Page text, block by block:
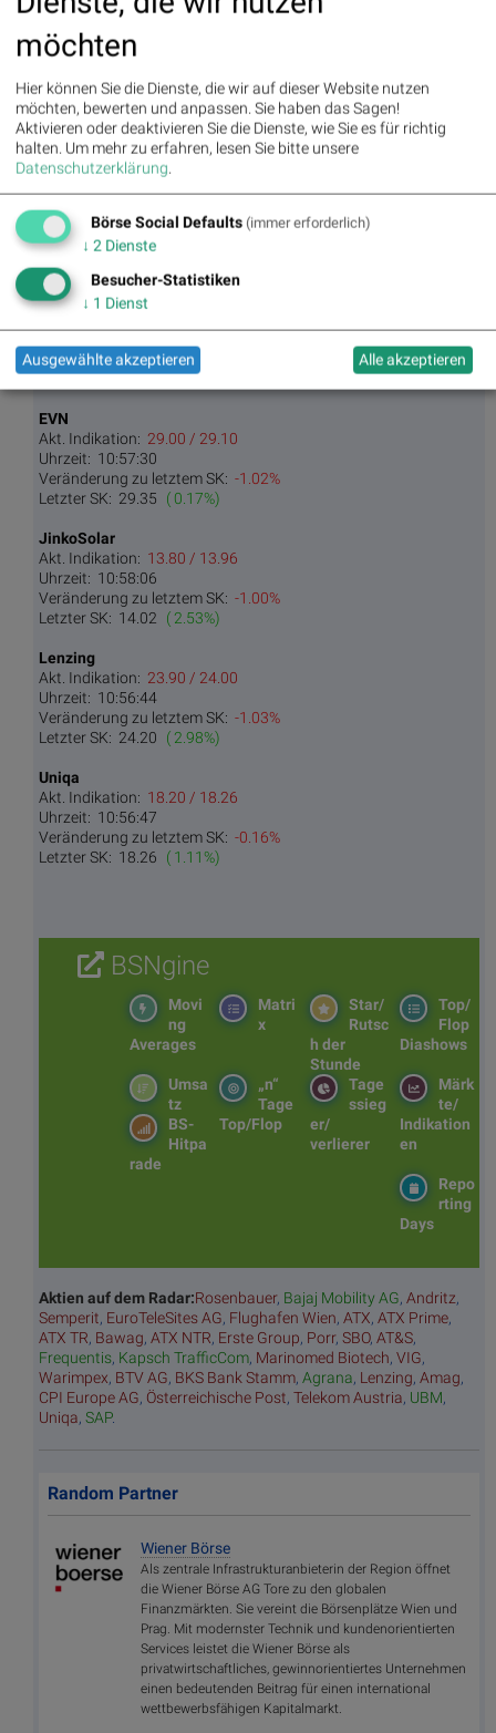
Ambarella
Akt. Indikation:
Uhrzeit: 10:56:17
Veränderung zu letztem SK:
5.10%
Letzter SK:69.84 ( -0.46%)
ArcelorMittal Letzter SK:69.84 ( 0.00%)
Buwog
Akt. Indikation:30.50 / 30.50
Uhrzeit:22:38:28
Veränderung zu letztem SK:5.10%
Letzter SK:0.00
Chorus Clean energyLetzter SK:
Deutsche Telekom
Veränderung zu letztem SK:
Letzter SK:29.15 ( 6.31%)
EVN
Akt. Indikation: 29.00 / 29.10
Uhrzeit: 10:57:30
Veränderung zu letztem SK: -1.02%
Letzter SK: 29.35 ( 0.17%)
JinkoSolar
Akt. Indikation: 13.80 / 13.96
Uhrzeit: 10:58:06
Veränderung zu letztem SK: -1.00%
Letzter SK: 14.02 ( 2.53%)
Lenzing
Akt. Indikation: 23.90 / 24.00
Uhrzeit: 10:56:44
Veränderung zu letztem SK: -1.03%
Letzter SK: 24.20 ( 2.98%)
Uniqa
Akt. Indikation: 18.20 / 18.26
Uhrzeit: 10:56:47
Veränderung zu letztem SK: -0.16%
Letzter SK: 18.26 ( 1.11%)
BSNgine
Top/
Flop
Diashows
Star/
Rutsc
h der
Stunde
Matri
x
Movi
ng
Averages
Märk
te/
Indikation
en
Tage
ssieg
er/
verlierer
„n“
Tage
Top/Flop
Umsa
tz
BS-
Hitpa
rade
Repo
rting
Days
Aktien auf dem Radar:Rosenbauer, Bajaj Mobility AG, Andritz,
Semperit, EuroTeleSites AG, Flughafen Wien, ATX, ATX Prime,
ATX TR, Bawag, ATX NTR, Erste Group, Porr, SBO, AT&S,
Frequentis, Kapsch TrafficCom, Marinomed Biotech, VIG,
Warimpex, BTV AG, BKS Bank Stamm, Agrana, Lenzing, Amag,
CPI Europe AG, Österreichische Post, Telekom Austria, UBM,
Uniqa, SAP.
Random Partner
Wiener Börse
Als zentrale Infrastrukturanbieterin der Region öffnet
die Wiener Börse AG Tore zu den globalen
Finanzmärkten. Sie vereint die Börsenplätze Wien und
Prag. Mit modernster Technik und kundenorientierten
Services leistet die Wiener Börse als
privatwirtschaftliches, gewinnorientiertes Unternehmen
einen bedeutenden Beitrag für einen international
wettbewerbsfähigen Kapitalmarkt.
möchten
Hier können Sie die Dienste, die wir auf dieser Website nutzen
möchten, bewerten und anpassen. Sie haben das Sagen!
Aktivieren oder deaktivieren Sie die Dienste, wie Sie es für richtig
halten. Um mehr zu erfahren, lesen Sie bitte unsere
Datenschutzerklärung.
Börse Social Defaults (immer erforderlich)
↓ 2 Dienste
Besucher-Statistiken
↓ 1 Dienst
Ausgewählte akzeptieren Alle akzeptieren